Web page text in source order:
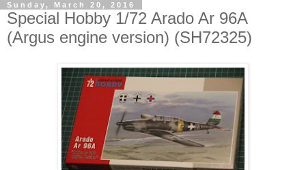
Sunday, March 20, 2016
Special Hobby 1/72 Arado Ar 96A
(Argus engine version) (SH72325)